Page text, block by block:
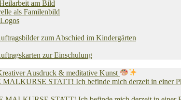
am Bild
als Familenbild
zum Abschied im Kindergärten
zur Einschulung
Ausdruck & meditative Kunst
STATT! Ich befinde mich derzeit in einer